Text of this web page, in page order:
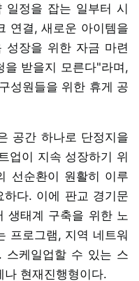
일정을 잡는 일부터 시
연결, 새로운 아이템을
성장을 위한 자금 마련
받을지 모른다"라며,
성원들을 위한 휴게 공
공간 하나로 단정지을
업이 지속 성장하기 위
선순환이 원활히 이루
다. 이에 판교 경기문
생태계 구축을 위한 노
프로그램, 지역 네트워
스케일업할 수 있는 스
나 현재진행형이다.